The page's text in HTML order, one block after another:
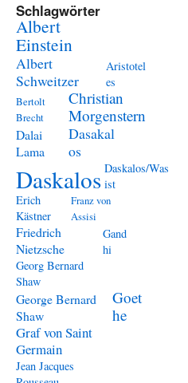
Schlagwörter
Albert
Einstein
Albert
Schweitzer
Aristotel
es
Bertolt
Brecht
Christian
Morgenstern
Dalai
Lama
Dasakal
os
Daskalos Daskalos/Was
ist
Erich
Kästner
Franz von
Assisi
Friedrich
Nietzsche
Gand
hi
Georg Bernard
Shaw
George Bernard
Shaw
Goet
he
Graf von Saint
Germain
Jean Jacques